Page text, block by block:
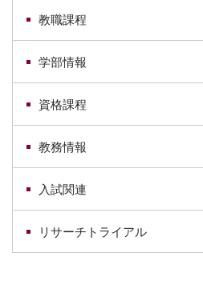
教職課程
学部情報
資格課程
教務情報
入試関連
リサーチトライアル